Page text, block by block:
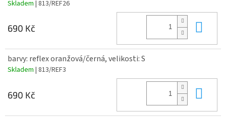
Skladem | 813/REF26
690 Kč
barvy: reflex oranžová/černá, velikosti: S
Skladem | 813/REF3
690 Kč